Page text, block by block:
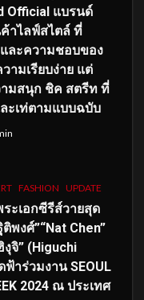
Official แบรนด์
าไลฟ์สไตล์ ที่
ละความชอบของ
ามเรียบง่าย แต่
ามสนุก ชิค สตรีท ที่
ะเท่ตามแบบฉบับ
FASHION UPDATE
ระเอกซีรีส์วายสุด
พงศ์”“Nat Chen”
งุจิ” (Higuchi
าร่วมงาน SEOUL
2024 ณ ประเทศ